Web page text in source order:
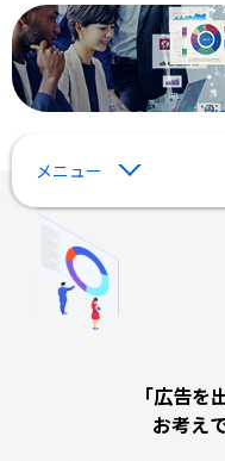
メニュー
「広告を
お考え